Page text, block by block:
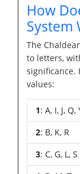
How
System
The
to letters,
significance.
values:
1: A, I, J, Q,
2: B, K, R
3: C, G, L, S